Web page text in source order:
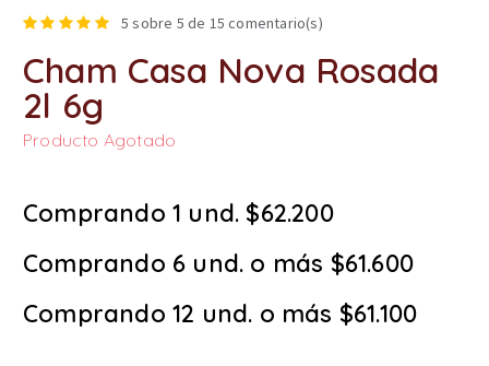
5 sobre 5 de 15 comentario(s)
Cham Casa Nova Rosada
2l 6g
Producto Agotado
Comprando 1 und. $62.200
Comprando 6 und. o más $61.600
Comprando 12 und. o más $61.100